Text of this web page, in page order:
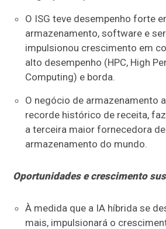
O ISG teve desempenho forte
armazenamento, software e
impulsionou crescimento em
alto desempenho (HPC, High
Computing) e borda.
O negócio de armazenamento
recorde histórico de receita,
a terceira maior fornecedora de
armazenamento do mundo.
Oportunidades e crescimento
À medida que a IA híbrida se
mais, impulsionará o